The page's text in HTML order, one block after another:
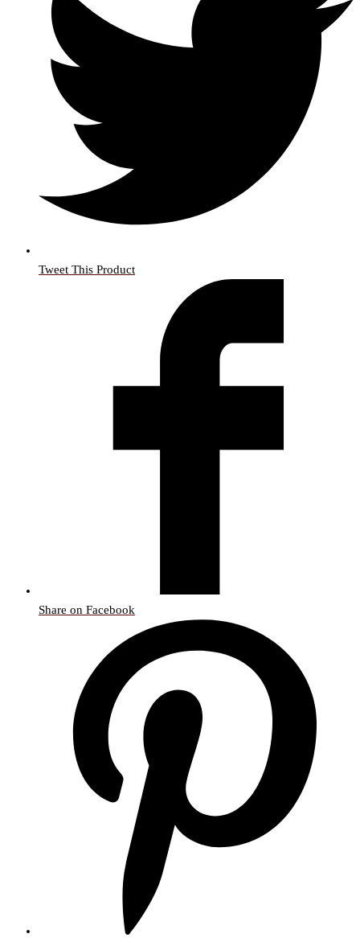
Tweet This Product
Share on Facebook